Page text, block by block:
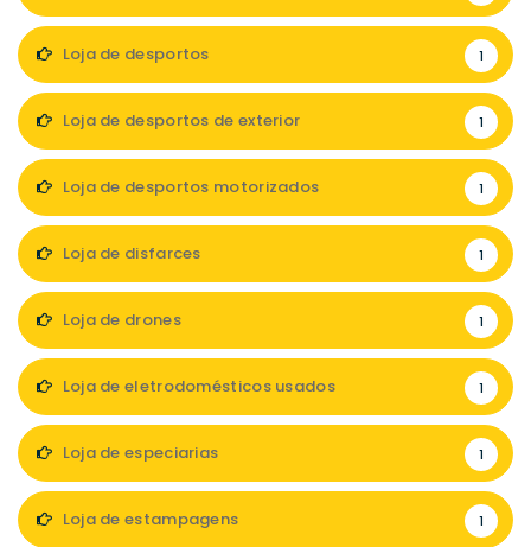
Loja de desportos 1
Loja de desportos de exterior 1
Loja de desportos motorizados 1
Loja de disfarces 1
Loja de drones 1
Loja de eletrodomésticos usados 1
Loja de especiarias 1
Loja de estampagens 1